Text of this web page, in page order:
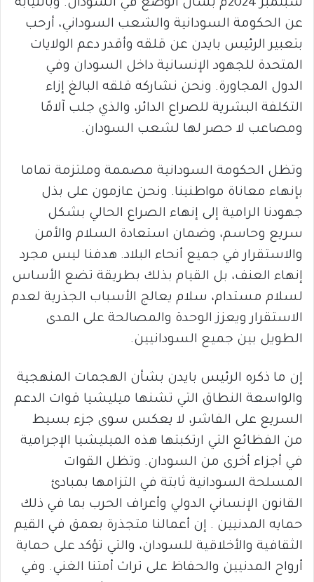
سبتمبر 2024م بشأن الوضع في السودان. وبالنيابة
عن الحكومة السودانية والشعب السوداني، أرحب
بتعبير الرئيس بايدن عن قلقه وأقدر دعم الولايات
المتحدة للجهود الإنسانية داخل السودان وفي
الدول المجاورة. ونحن نشاركه قلقه البالغ إزاء
التكلفة البشرية للصراع الدائر، والذي جلب آلامًا
ومصاعب لا حصر لها لشعب السودان.
وتظل الحكومة السودانية مصممة وملتزمة تماما
بإنهاء معاناة مواطنينا. ونحن عازمون على بذل
جهودنا الرامية إلى إنهاء الصراع الحالي بشكل
سريع وحاسم، وضمان استعادة السلام والأمن
والاستقرار في جميع أنحاء البلاد. هدفنا ليس مجرد
إنهاء العنف، بل القيام بذلك بطريقة تضع الأساس
لسلام مستدام، سلام يعالج الأسباب الجذرية لعدم
الاستقرار ويعزز الوحدة والمصالحة على المدى
الطويل بين جميع السودانيين.
إن ما ذكره الرئيس بايدن بشأن الهجمات المنهجية
والواسعة النطاق التي تشنها ميليشيا قوات الدعم
السريع على الفاشر، لا يعكس سوى جزء بسيط
من الفظائع التي ارتكبتها هذه الميليشيا الإجرامية
في أجزاء أخرى من السودان. وتظل القوات
المسلحة السودانية ثابتة في التزامها بمبادئ
القانون الإنساني الدولي وأعراف الحرب بما في ذلك
حمايه المدنيين . إن أعمالنا متجذرة بعمق في القيم
الثقافية والأخلاقية للسودان، والتي تؤكد على حماية
أرواح المدنيين والحفاظ على تراث أمتنا الغني. وفي